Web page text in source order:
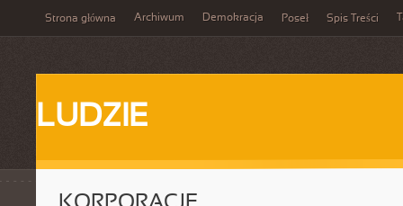
Strona główna Archiwum Demokracja Poseł Spis Treści
LUDZIE